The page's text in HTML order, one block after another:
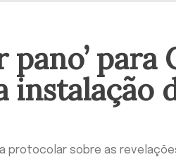
pano’
instalação
protocolar sobre as